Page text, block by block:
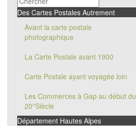
Des Cartes Postales Autrement
Avant la carte postale
photographique
La Carte Postale avant 1900
Carte Postale ayant voyagée loin
Les Commerces à Gap au début du
20°Siècle
Département Hautes Alpes